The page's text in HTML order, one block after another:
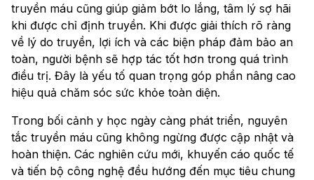
truyền máu cũng giúp giảm bớt lo lắng, tâm lý sợ hãi
khi được chỉ định truyền. Khi được giải thích rõ ràng
về lý do truyền, lợi ích và các biện pháp đảm bảo an
toàn, người bệnh sẽ hợp tác tốt hơn trong quá trình
điều trị. Đây là yếu tố quan trọng góp phần nâng cao
hiệu quả chăm sóc sức khỏe toàn diện.
Trong bối cảnh y học ngày càng phát triển, nguyên
tắc truyền máu cũng không ngừng được cập nhật và
hoàn thiện. Các nghiên cứu mới, khuyến cáo quốc tế
và tiến bộ công nghệ đều hướng đến mục tiêu chung